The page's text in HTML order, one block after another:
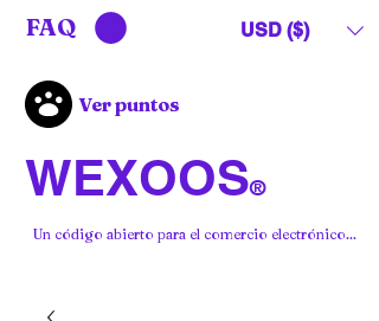
USD ($)
WEXOOS®
Ver puntos
Un código abierto para el comercio electrónico...
FAQ